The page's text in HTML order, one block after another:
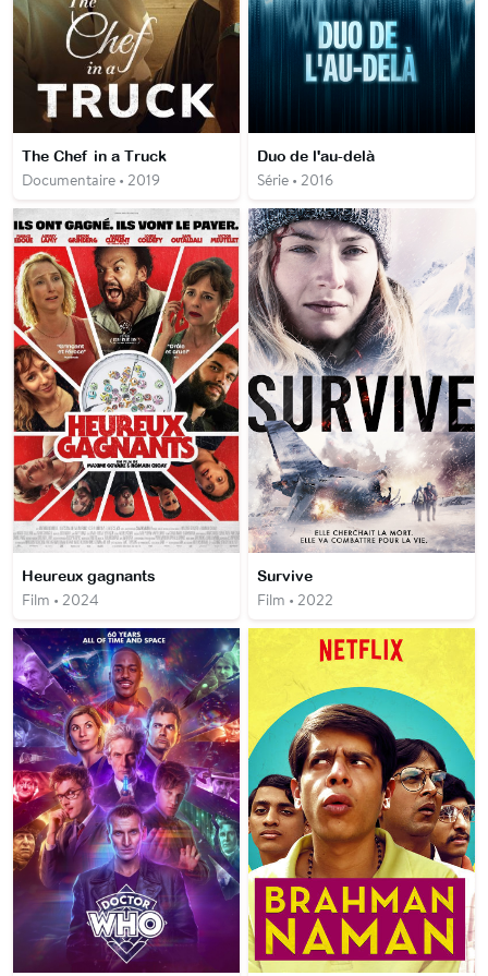
The Chef in a Truck
Documentaire • 2019
Duo de l'au-delà
Série • 2016
Heureux gagnants
Film • 2024
Survive
Film • 2022